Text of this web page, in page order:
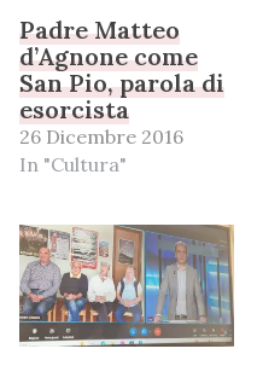
Padre Matteo
d’Agnone come
San Pio, parola di
esorcista
26 Dicembre 2016
In "Cultura"